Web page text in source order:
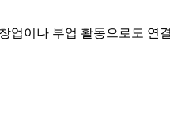
업이나 부업 활동으로도 연